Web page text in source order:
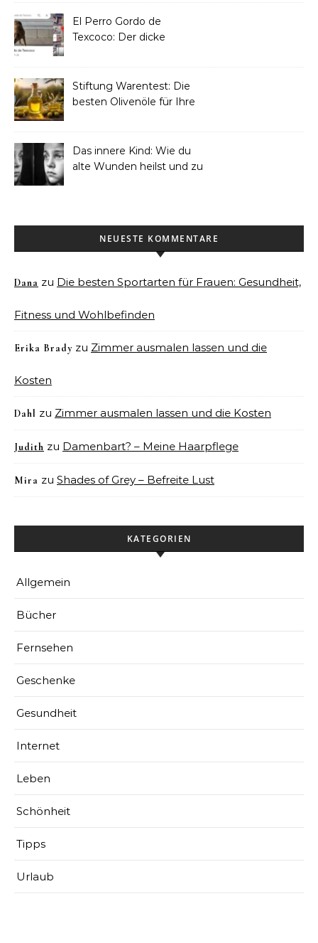
El Perro Gordo de
Texcoco: Der dicke
Stiftung Warentest: Die
besten Olivenöle für Ihre
Das innere Kind: Wie du
alte Wunden heilst und zu
NEUESTE KOMMENTARE
Dana zu Die besten Sportarten für Frauen: Gesundheit,
Fitness und Wohlbefinden
Erika Brady zu Zimmer ausmalen lassen und die
Kosten
Dahl zu Zimmer ausmalen lassen und die Kosten
Judith zu Damenbart? – Meine Haarpflege
Mira zu Shades of Grey – Befreite Lust
KATEGORIEN
Allgemein
Bücher
Fernsehen
Geschenke
Gesundheit
Internet
Leben
Schönheit
Tipps
Urlaub